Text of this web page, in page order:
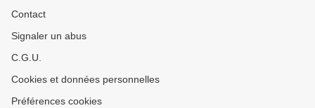
Contact
Signaler un abus
C.G.U.
Cookies et données personnelles
Préférences cookies